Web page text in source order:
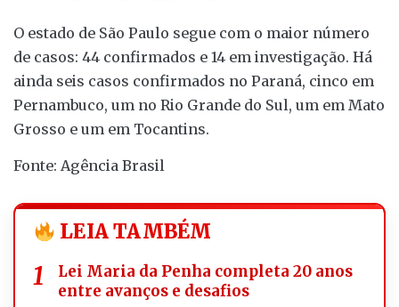
O estado de São Paulo segue com o maior número
de casos: 44 confirmados e 14 em investigação. Há
ainda seis casos confirmados no Paraná, cinco em
Pernambuco, um no Rio Grande do Sul, um em Mato
Grosso e um em Tocantins.
Fonte: Agência Brasil
LEIA TAMBÉM
Lei Maria da Penha completa 20 anos
entre avanços e desafios